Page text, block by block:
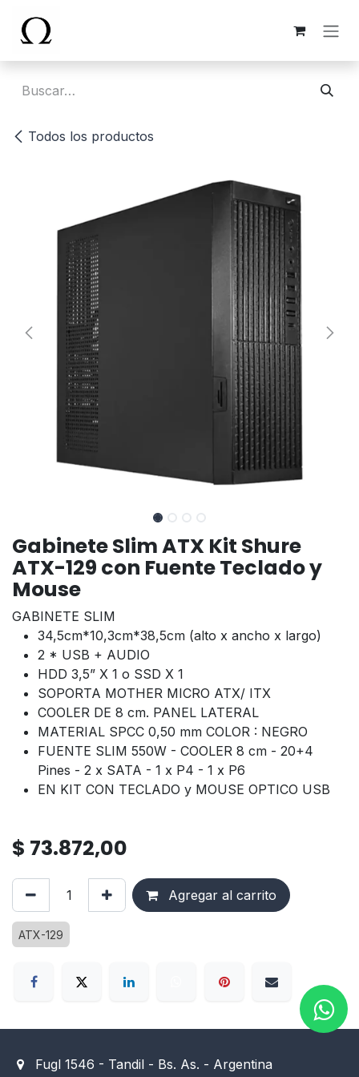
Todos los productos
Gabinete Slim ATX Kit Shure
ATX-129 con Fuente Teclado y
Mouse
GABINETE SLIM
34,5cm*10,3cm*38,5cm (alto x ancho x largo)
2 * USB + AUDIO
HDD 3,5” X 1 o SSD X 1
SOPORTA MOTHER MICRO ATX/ ITX
COOLER DE 8 cm. PANEL LATERAL
MATERIAL SPCC 0,50 mm COLOR : NEGRO
FUENTE SLIM 550W - COOLER 8 cm - 20+4
Pines - 2 x SATA - 1 x P4 - 1 x P6
EN KIT CON TECLADO y MOUSE OPTICO USB
$ 73.872,00
Agregar al carrito
ATX-129
Fugl 1546 - Tandil - Bs. As. - Argentina